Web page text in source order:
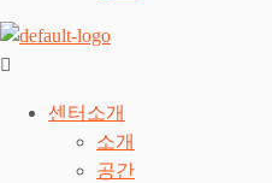
센터소개
소개
공간